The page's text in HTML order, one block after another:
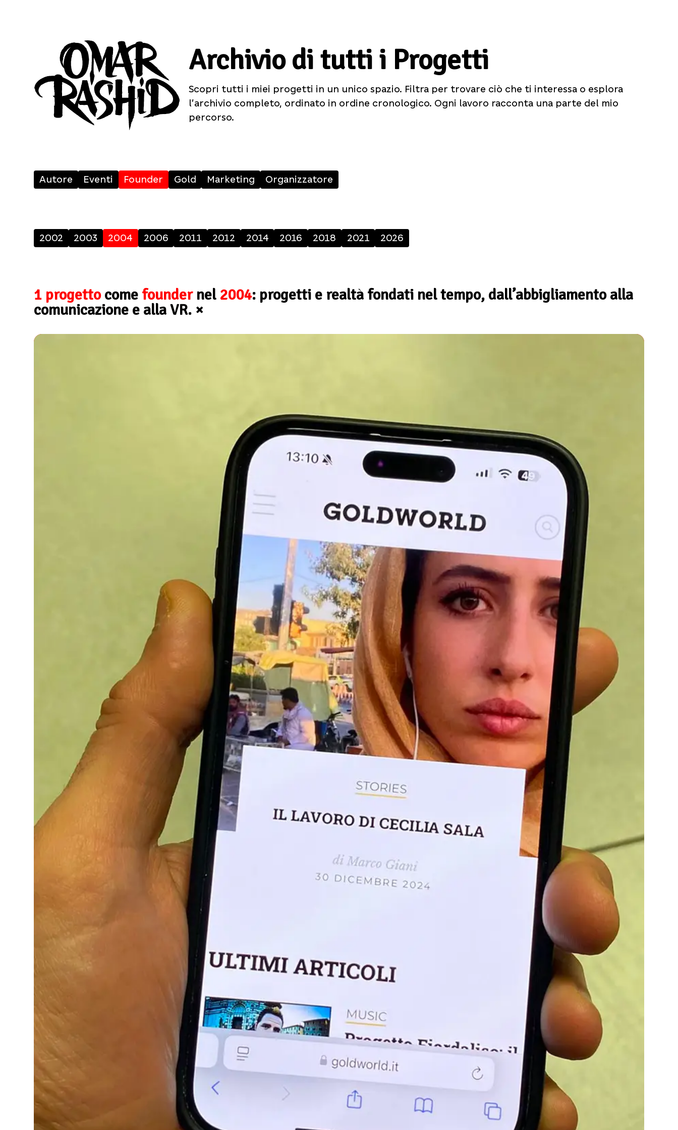
Archivio di tutti i Progetti
Scopri tutti i miei progetti in un unico spazio. Filtra per trovare ciò che ti interessa o esplora
l’archivio completo, ordinato in ordine cronologico. Ogni lavoro racconta una parte del mio
percorso.
Autore Eventi Founder Gold Marketing Organizzatore
2002 2003 2004 2006 2011 2012 2014 2016 2018 2021 2026
1 progettocome foundernel 2004: progetti e realtà fondati nel tempo, dall’abbigliamento alla
comunicazione e alla VR. ×